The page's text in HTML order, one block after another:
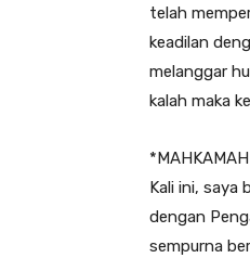
telah
keadilan
melanggar
kalah maka
Kali ini, saya
dengan
sempurna